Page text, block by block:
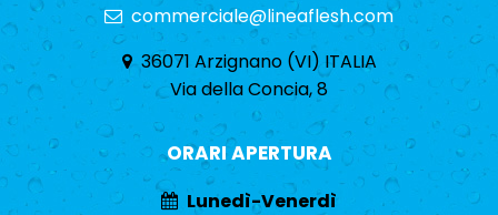
commerciale@lineaflesh.com
36071 Arzignano (VI) ITALIA
Via della Concia, 8
ORARI APERTURA
Lunedì-Venerdì